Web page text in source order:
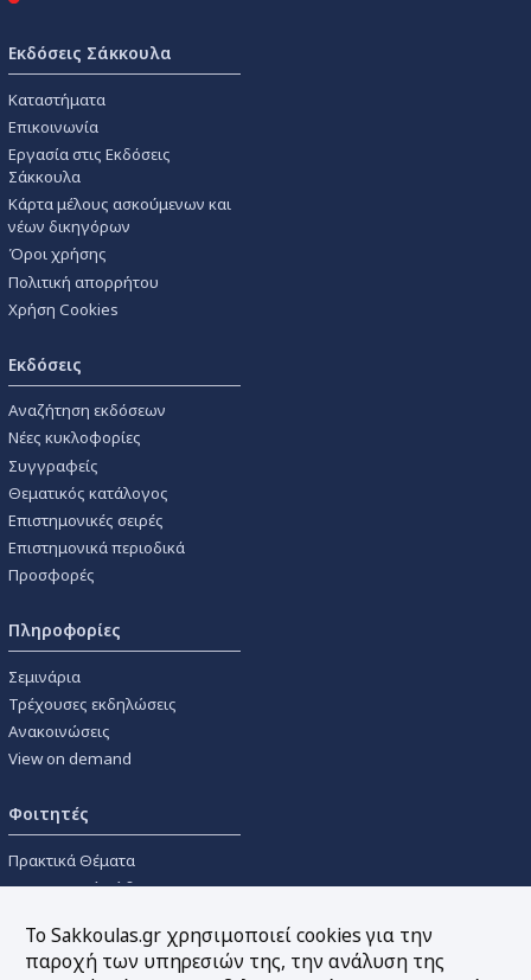
Εκδόσεις Σάκκουλα
Καταστήματα
Επικοινωνία
Εργασία στις Εκδόσεις
Σάκκουλα
Κάρτα μέλους ασκούμενων και
νέων δικηγόρων
Όροι χρήσης
Πολιτική απορρήτου
Χρήση Cookies
Εκδόσεις
Αναζήτηση εκδόσεων
Νέες κυκλοφορίες
Συγγραφείς
Θεματικός κατάλογος
Επιστημονικές σειρές
Επιστημονικά περιοδικά
Προσφορές
Πληροφορίες
Σεμινάρια
Τρέχουσες εκδηλώσεις
Ανακοινώσεις
View on demand
Φοιτητές
Πρακτικά Θέματα
Οικονομικοί Κώδικες
Συγγραμμάτων
Το Sakkoulas.gr χρησιμοποιεί cookies για την
παροχή των υπηρεσιών της, την ανάλυση της